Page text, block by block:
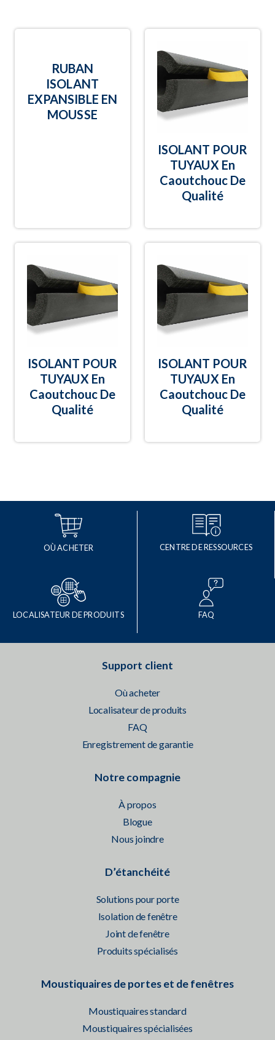
RUBAN
ISOLANT
EXPANSIBLE EN
MOUSSE
ISOLANT POUR
TUYAUX En
Caoutchouc De
Qualité
ISOLANT POUR
TUYAUX En
Caoutchouc De
Qualité
ISOLANT POUR
TUYAUX En
Caoutchouc De
Qualité
OÙ ACHETER CENTRE DE RESSOURCES
LOCALISATEUR DE PRODUITS FAQ
Support client
Où acheter
Localisateur de produits
FAQ
Enregistrement de garantie
Notre compagnie
À propos
Blogue
Nous joindre
D’étanchéité
Solutions pour porte
Isolation de fenêtre
Joint de fenêtre
Produits spécialisés
Moustiquaires de portes et de fenêtres
Moustiquaires standard
Moustiquaires spécialisées